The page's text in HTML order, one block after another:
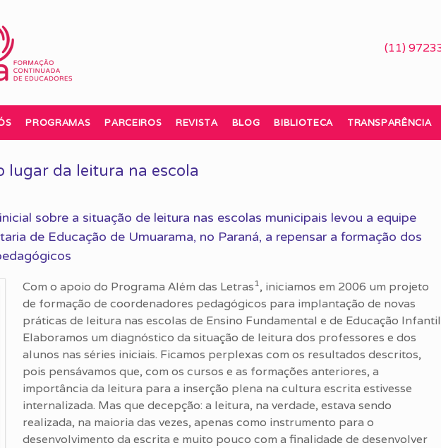
(11)
PROGRAMAS PARCEIROS REVISTA BLOG BIBLIOTECA TRANSPARÊNCIA
lugar da leitura na escola
sobre a situação de leitura nas escolas municipais levou a equipe
de Educação de Umuarama, no Paraná, a repensar a formação dos
Com o apoio do Programa Além das Letras 1 , iniciamos em 2006 um projeto
de formação de coordenadores pedagógicos para implantação de novas
práticas de leitura nas escolas de Ensino Fundamental e de Educação
Elaboramos um diagnóstico da situação de leitura dos professores e dos
alunos nas séries iniciais. Ficamos perplexas com os resultados descritos,
pois pensávamos que, com os cursos e as formações anteriores, a
importância da leitura para a inserção plena na cultura escrita estivesse
internalizada. Mas que decepção: a leitura, na verdade, estava sendo
realizada, na maioria das vezes, apenas como instrumento para o
desenvolvimento da escrita e muito pouco com a finalidade de desenvolver